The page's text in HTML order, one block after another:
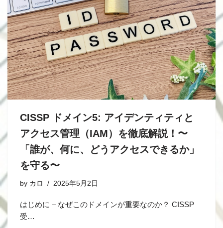
CISSP ドメイン5: アイデンティティと
アクセス管理（IAM）を徹底解説！〜
「誰が、何に、どうアクセスできるか」
を守る〜
by カロ 2025年5月2日
はじめに – なぜこのドメインが重要なのか？ CISSP
受…